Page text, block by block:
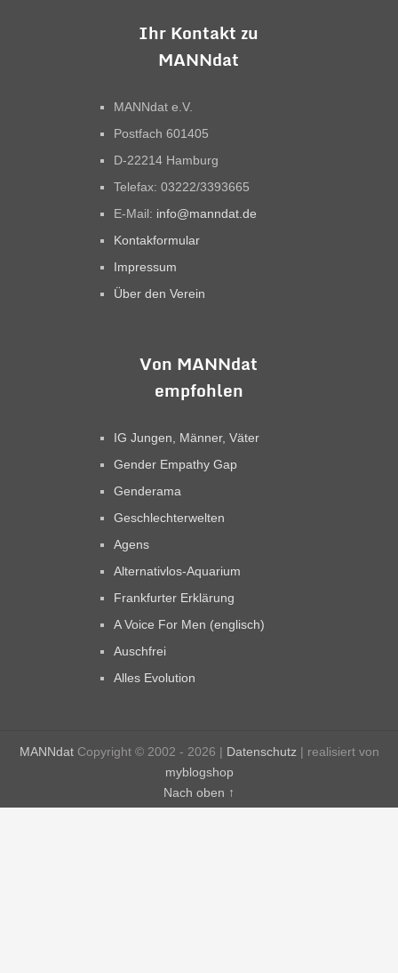
Ihr Kontakt zu
MANNdat
MANNdat e.V.
Postfach 601405
D-22214 Hamburg
Telefax: 03222/3393665
E-Mail: info@manndat.de
Kontakformular
Impressum
Über den Verein
Von MANNdat
empfohlen
IG Jungen, Männer, Väter
Gender Empathy Gap
Genderama
Geschlechterwelten
Agens
Alternativlos-Aquarium
Frankfurter Erklärung
A Voice For Men (englisch)
Auschfrei
Alles Evolution
MANNdatCopyright © 2002 - 2026 | Datenschutz | realisiert von
myblogshop
Nach oben ↑